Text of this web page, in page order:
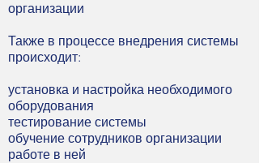
организации
Также в процессе внедрения системы
происходит:
установка и настройка необходимого
оборудования
тестирование системы
обучение сотрудников организации
работе в ней